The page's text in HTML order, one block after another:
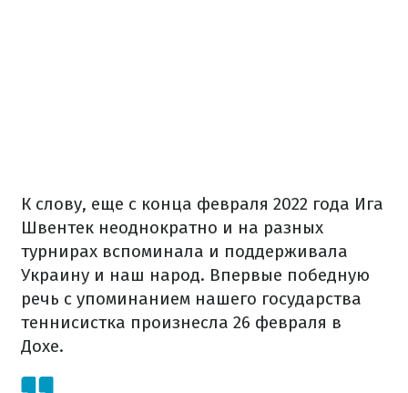
К слову, еще с конца февраля 2022 года Ига
Швентек неоднократно и на разных
турнирах вспоминала и поддерживала
Украину и наш народ. Впервые победную
речь с упоминанием нашего государства
теннисистка произнесла 26 февраля в
Дохе.